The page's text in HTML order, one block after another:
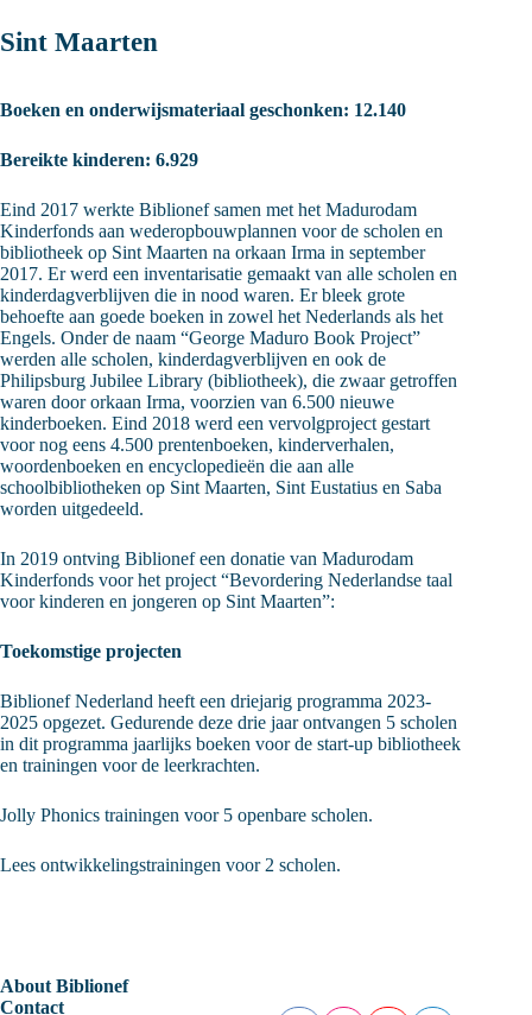
Sint Maarten
Boeken en onderwijsmateriaal geschonken: 12.140
Bereikte kinderen: 6.929
Eind 2017 werkte Biblionef samen met het Madurodam
Kinderfonds aan wederopbouwplannen voor de scholen en
bibliotheek op Sint Maarten na orkaan Irma in september
2017. Er werd een inventarisatie gemaakt van alle scholen en
kinderdagverblijven die in nood waren. Er bleek grote
behoefte aan goede boeken in zowel het Nederlands als het
Engels. Onder de naam “George Maduro Book Project”
werden alle scholen, kinderdagverblijven en ook de
Philipsburg Jubilee Library (bibliotheek), die zwaar getroffen
waren door orkaan Irma, voorzien van 6.500 nieuwe
kinderboeken. Eind 2018 werd een vervolgproject gestart
voor nog eens 4.500 prentenboeken, kinderverhalen,
woordenboeken en encyclopedieën die aan alle
schoolbibliotheken op Sint Maarten, Sint Eustatius en Saba
worden uitgedeeld.
In 2019 ontving Biblionef een donatie van Madurodam
Kinderfonds voor het project “Bevordering Nederlandse taal
voor kinderen en jongeren op Sint Maarten”:
Toekomstige projecten
Biblionef Nederland heeft een driejarig programma 2023-
2025 opgezet. Gedurende deze drie jaar ontvangen 5 scholen
in dit programma jaarlijks boeken voor de start-up bibliotheek
en trainingen voor de leerkrachten.
Jolly Phonics trainingen voor 5 openbare scholen.
Lees ontwikkelingstrainingen voor 2 scholen.
About Biblionef
Contact